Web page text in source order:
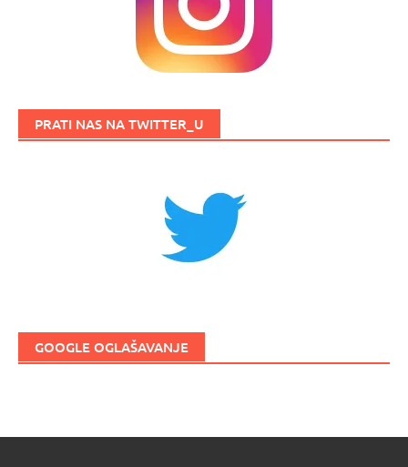
PRATI NAS NA TWITTER_U
GOOGLE OGLAŠAVANJE